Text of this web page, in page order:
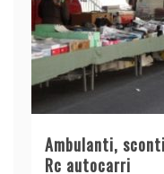
Ambulanti,
Rc autocarri